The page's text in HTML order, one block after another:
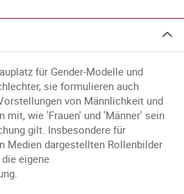
für Gender-Modelle und
sie formulieren auch
von Männlichkeit und
mit, wie 'Frauen' und 'Männer' sein
gilt. Insbesondere für
Medien dargestellten Rollenbilder
eigene